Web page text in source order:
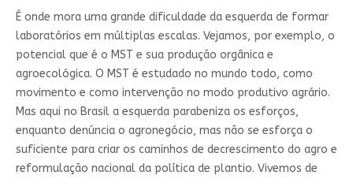
É onde mora uma grande dificuldade da esquerda de formar
laboratórios em múltiplas escalas. Vejamos, por exemplo, o
potencial que é o MST e sua produção orgânica e
agroecológica. O MST é estudado no mundo todo, como
movimento e como intervenção no modo produtivo agrário.
Mas aqui no Brasil a esquerda parabeniza os esforços,
enquanto denúncia o agronegócio, mas não se esforça o
suficiente para criar os caminhos de decrescimento do agro e
reformulação nacional da política de plantio. Vivemos de